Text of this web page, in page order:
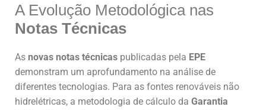
A Evolução Metodológica nas
Notas Técnicas
As novas notas técnicas publicadas pela EPE
demonstram um aprofundamento na análise de
diferentes tecnologias. Para as fontes renováveis não
hidrelétricas, a metodologia de cálculo da Garantia